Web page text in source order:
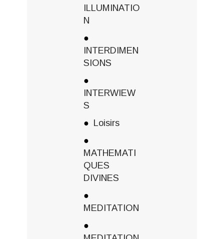
ILLUMINATIO
N
INTERDIMEN
SIONS
INTERWIEW
S
Loisirs
MATHEMATI
QUES
DIVINES
MEDITATION